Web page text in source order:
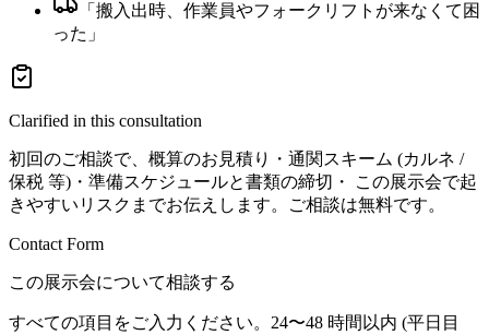
「 搬入出時、作業員やフォークリフトが来なくて困
った 」
Clarified in this consultation
初回のご相談で、概算のお見積り・通関スキーム (カルネ /
保税 等)・準備スケジュールと書類の締切・ この展示会で起
きやすいリスクまでお伝えします。ご相談は無料です。
Contact Form
この展示会について相談する
すべての項目をご入力ください。24〜48 時間以内 (平日目